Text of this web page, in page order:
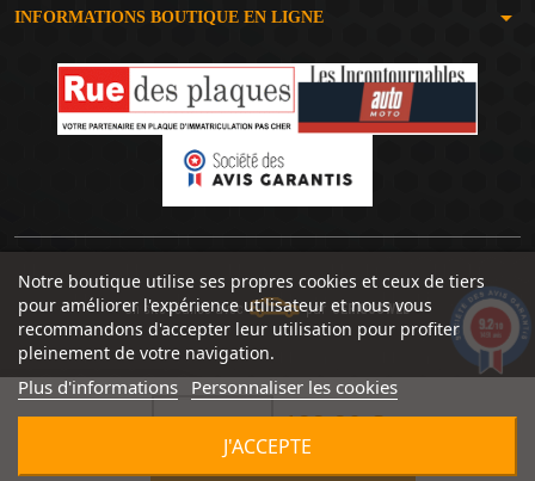
199,90 €
INFORMATIONS BOUTIQUE EN LIGNE arrow_drop_down
Notre boutique utilise ses propres cookies et ceux de tiers
pour améliorer l'expérience utilisateur et nous vous
recommandons d'accepter leur utilisation pour profiter
pleinement de votre navigation.
Plus d'informations Personnaliser les cookies
J'ACCEPTE
Un site réalisé avec par SERIOUSWEB
9.2/10
1491 avis